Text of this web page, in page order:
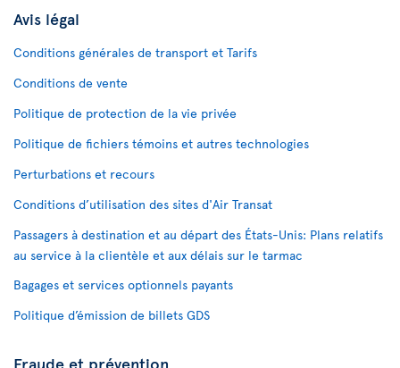
Avis légal
Conditions générales de transport et Tarifs
Conditions de vente
Politique de protection de la vie privée
Politique de fichiers témoins et autres technologies
Perturbations et recours
Conditions d’utilisation des sites d'Air Transat
Passagers à destination et au départ des États-Unis: Plans relatifs
au service à la clientèle et aux délais sur le tarmac
Bagages et services optionnels payants
Politique d’émission de billets GDS
Fraude et prévention